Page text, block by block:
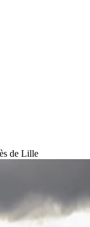
de Lille